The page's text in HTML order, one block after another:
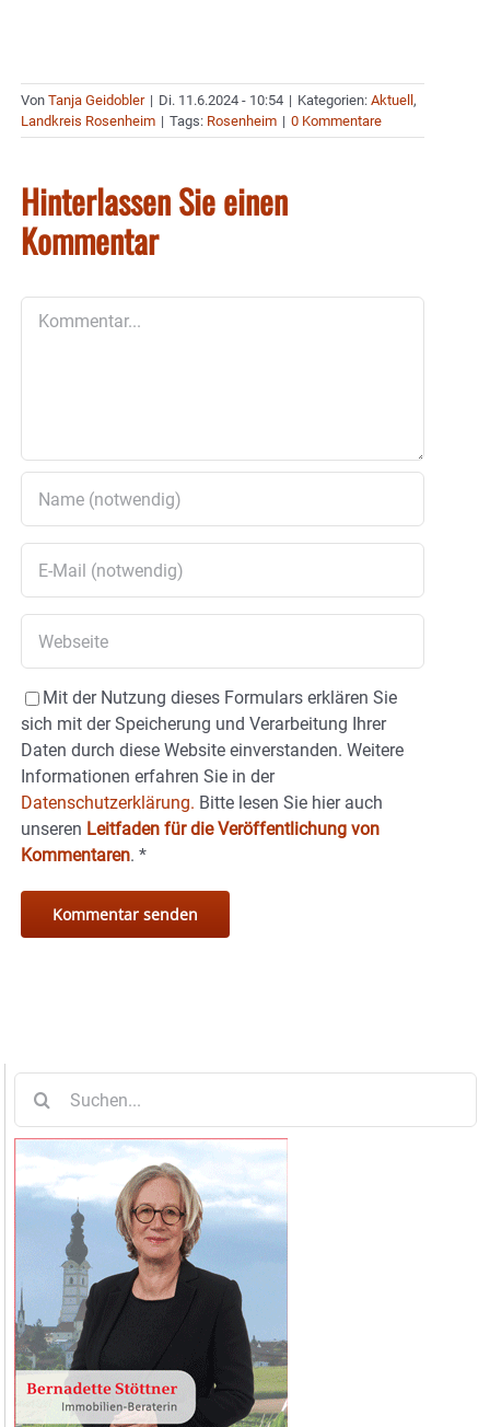
Von Tanja Geidobler | Di. 11.6.2024 - 10:54 | Kategorien: Aktuell ,
Landkreis Rosenheim | Tags: Rosenheim | 0 Kommentare
Hinterlassen Sie einen
Kommentar
Mit der Nutzung dieses Formulars erklären Sie
sich mit der Speicherung und Verarbeitung Ihrer
Daten durch diese Website einverstanden. Weitere
Informationen erfahren Sie in der
Datenschutzerklärung. Bitte lesen Sie hier auch
unseren Leitfaden für die Veröffentlichung von
Kommentaren. *
nach: